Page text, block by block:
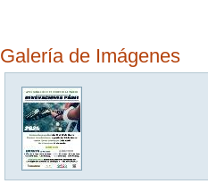
Galería de Imágenes